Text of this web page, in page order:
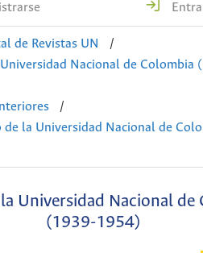
de Revistas UN
/
Nacional de Colombia
/
de la Universidad Nacional de
Universidad Nacional de
(1939-1954)